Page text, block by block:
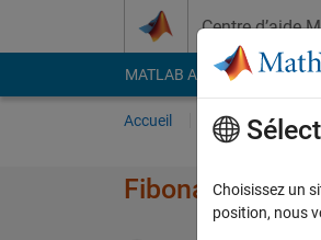
Centre d’aide
MATLAB Answers File
Accueil Poser une
FibonacciChoisissez un
position, nous